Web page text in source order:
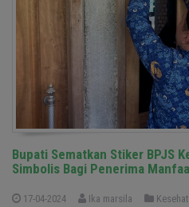
Bupati Sematkan Stiker BPJS
Simbolis Bagi Penerima
17-04-2024 Ika marsila